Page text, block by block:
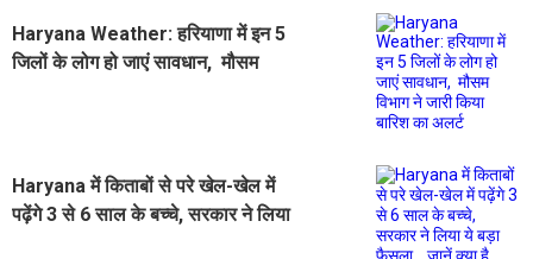
Haryana Weather: हरियाणा में इन 5
जिलों के लोग हो जाएं सावधान, मौसम
Haryana में किताबों से परे खेल-खेल में
पढ़ेंगे 3 से 6 साल के बच्चे, सरकार ने लिया